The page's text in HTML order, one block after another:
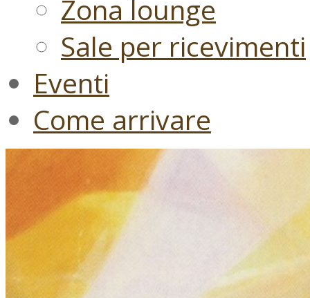
Zona lounge
Sale per ricevimenti
Eventi
Come arrivare